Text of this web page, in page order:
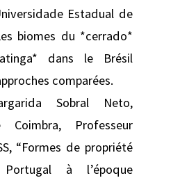
Estadual de
biomes du *cerrado*
dans le Brésil
comparées.
Sobral Neto,
Coimbra, Professeur
“Formes de propriété
à l’époque